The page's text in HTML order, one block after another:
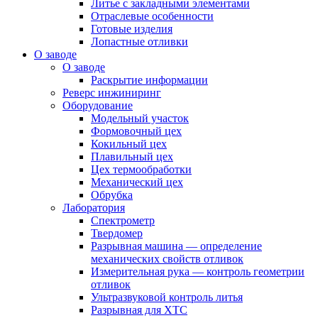
Литье с закладными элементами
Отраслевые особенности
Готовые изделия
Лопастные отливки
О заводе
О заводе
Раскрытие информации
Реверс инжиниринг
Оборудование
Модельный участок
Формовочный цех
Кокильный цех
Плавильный цех
Цех термообработки
Механический цех
Обрубка
Лаборатория
Спектрометр
Твердомер
Разрывная машина — определение
механических свойств отливок
Измерительная рука — контроль геометрии
отливок
Ультразвуковой контроль литья
Разрывная для ХТС